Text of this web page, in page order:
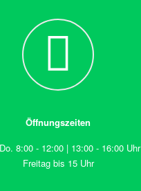
Öffnungszeiten
8:00 - 12:00 | 13:00 - 16:00 Uhr
Freitag bis 15 Uhr